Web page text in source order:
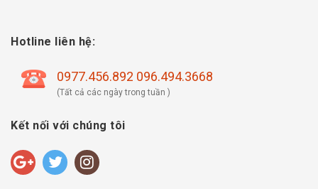
Hotline liên hệ:
0977.456.892 096.494.3668
(Tất cả các ngày trong tuần )
Kết nối với chúng tôi